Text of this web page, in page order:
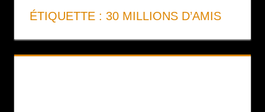
ÉTIQUETTE : 30 MILLIONS D’AMIS